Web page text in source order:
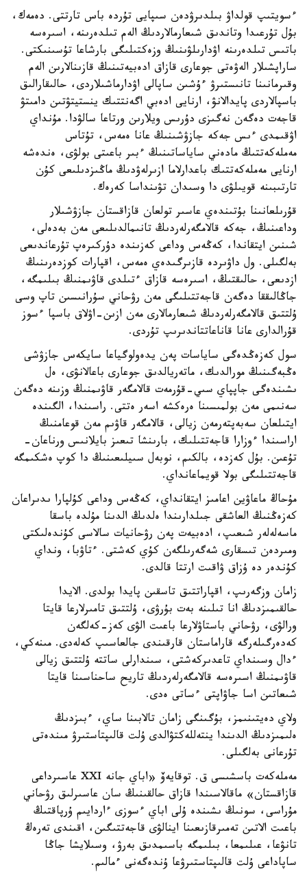
ءسويتىپ قولداۋ بىلدىرۋدەن سىپايى تۇردە باس تارتتى. دەمەك،
بۇل تۇرعىدا وتاندىق شىعارمالاردىڭ الەم تىلدەرىنە، اسىرەسە
باتىس تىلدەرىنە اۋدارىلۋىنىڭ وزەكتىلىگى بارشاعا تۇسىنىكتى.
ساراپشىلار الەۋەتى جوعارى قازاق ادەبيەتىنىڭ قازىنالارىن الەم
وقىرمانىنا تانىستىرۋ ءۇشىن ساپالى اۋدارماشىلاردى، حالىقارالىق
باسپالاردى پايدالانۋ، ارنايى ادەبي اگەنتتىك ينستيتۋتىن دامىتۋ
قاجەت دەگەن نەگىزى دۇرىس ويلارىن ورتاعا سالۋدا. مۇنداي
اۋقىمدى ءىس جەكە جازۋشىنىڭ عانا ەمەس، تۇتاس
مەملەكەتتىڭ مادەني ساياساتىنىڭ ءبىر باعىتى بولۋى، ەندەشە
ارنايى مەملەكەتتىك باعدارلاما ازىرلەۋدىڭ ماڭىزدىلىعى كۇن
تارتىبىنە قويىلۋى دا وسىدان تۋىنداسا كەرەك.
قۇرىلعانىنا بۇتىندەي عاسىر تولعان قازاقستان جازۋشىلار
وداعىنىڭ، جەكە قالامگەرلەردىڭ تانىمالدىلىعى مەن بەدەلى،
شىنىن ايتقاندا، كەڭەس وداعى كەزىندە دۇركىرەپ تۇرعاندىعى
بەلگىلى. ول داۋىردە قازىرگىدەي ەمەس، اقپارات كوزدەرىنىڭ
ازدىعى، حالىقتىڭ، اسىرەسە قازاق ءتىلدى قاۋىمنىڭ بىلىمگە،
جاڭالىققا دەگەن قاجەتتىلىگى مەن رۋحاني سۇرانىسىن تاپ وسى
ۇلتتىق قالامگەرلەردىڭ شىعارمالارى مەن ازىن-اۋلاق باسپا ءسوز
قۇرالدارى عانا قاناعاتتاندىرىپ تۇردى.
سول كەزەڭدەگى ساياسات پەن يدەولوگياعا سايكەس جازۋشى
ەڭبەگىنىڭ مورالدىك، ماتەريالدىق جوعارى باعالانۋى، ەل
ىشىندەگى جاپپاي سىي-قۇرمەت قالامگەر قاۋىمنىڭ وزىنە دەگەن
سەنىمى مەن بولمىسىنا ەرەكشە اسەر ەتتى. راسىندا، الگىندە
ايتىلعان سەبەپتەرمەن زيالى، قالامگەر قاۋىم مەن قوعامنىڭ
اراسىندا ءوزارا قاجەتتىلىك، بارىنشا تىعىز بايلانىس ورناعان-
تۇعىن. بۇل كەزدە، بالكىم، نوبەل سىيلىعىنىڭ دا كوپ ەشكىمگە
قاجەتتىلىگى بولا قويماعانداي.
مۇحاڭ ماعاۋين اعامىز ايتقانداي، كەڭەس وداعى كۇلپارا ىدىراعان
كەزەڭنىڭ العاشقى جىلدارىندا ەلدىڭ الدىنا مۇلدە باسقا
ماسەلەلەر شىعىپ، ادەبيەت پەن رۋحانيات سالاسى كۇندەلىكتى
ومىردەن تىسقارى شەگەرىلگەن كۇي كەشتى. ءتاۋبا، ونداي
كۇندەر دە ۇزاق ۋاقىت ارتتا قالدى.
زامان وزگەرىپ، اقپاراتتىق تاسقىن پايدا بولدى. الايدا
حالقىمىزدىڭ انا تىلىنە بەت بۇرۋى، ۇلتتىق تامىرلارعا قايتا
ورالۋى، رۋحاني باستاۋلارعا باعىت الۋى كەز-كەلگەن
كەدەرگىلەرگە قاراماستان قارقىندى جالعاسىپ كەلەدى. مىنەكي،
ءدال وسىنداي تاعدىركەشتى، سىندارلى ساتتە ۇلتتىق زيالى
قاۋىمنىڭ اسىرەسە قالامگەرلەردىڭ تاريح ساحناسىنا قايتا
شىعاتىن اسا جاۋاپتى ءساتى ەدى.
ولاي دەيتىنىمز، بۇگىنگى زامان تالابىنا ساي، ءبىزدىڭ
ەلىمىزدىڭ الدىندا ينتەللەكتۋالدى ۇلت قالىپتاستىرۋ مىندەتى
تۇرعانى بەلگىلى.
مەملەكەت باسشىسى ق. توقايەۆ «اباي جانە XXI عاسىرداعى
قازاقستان» ماقالاسىندا قازاق حالقىنىڭ سان عاسىرلىق رۋحاني
مۇراسى، سونىڭ ىشىندە ۇلى اباي ءسوزى ءاردايىم ۇرپاقتىڭ
باعىت الاتىن تەمىرقازىعىنا اينالۋى قاجەتتىگىن، اقىندى تەرەڭ
تانۋعا، عىلىمعا، بىلىمگە باسىمدىق بەرۋ، وسىلايشا جاڭا
ساپاداعى ۇلت قالىپتاستىرۋعا ۇندەگەنى ءمالىم.